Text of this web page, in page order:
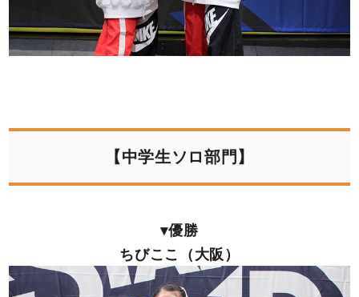
【中学生ソロ部門】
▾優勝
ちびここ（大阪）